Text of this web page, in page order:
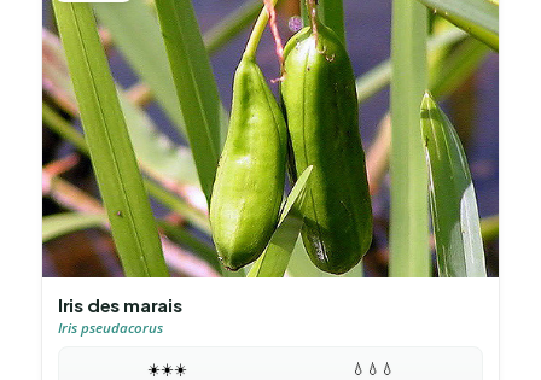
Iris des marais
Iris pseudacorus
☀️☀️☀️ 💧 💧 💧